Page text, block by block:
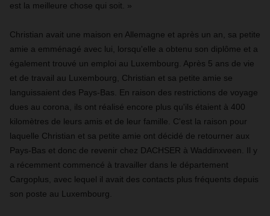
est la meilleure chose qui soit. »
Christian avait une maison en Allemagne et après un an, sa petite
amie a emménagé avec lui, lorsqu'elle a obtenu son diplôme et a
également trouvé un emploi au Luxembourg. Après 5 ans de vie
et de travail au Luxembourg, Christian et sa petite amie se
languissaient des Pays-Bas. En raison des restrictions de voyage
dues au corona, ils ont réalisé encore plus qu'ils étaient à 400
kilomètres de leurs amis et de leur famille. C'est la raison pour
laquelle Christian et sa petite amie ont décidé de retourner aux
Pays-Bas et donc de revenir chez DACHSER à Waddinxveen. Il y
a récemment commencé à travailler dans le département
Cargoplus, avec lequel il avait des contacts plus fréquents depuis
son poste au Luxembourg.